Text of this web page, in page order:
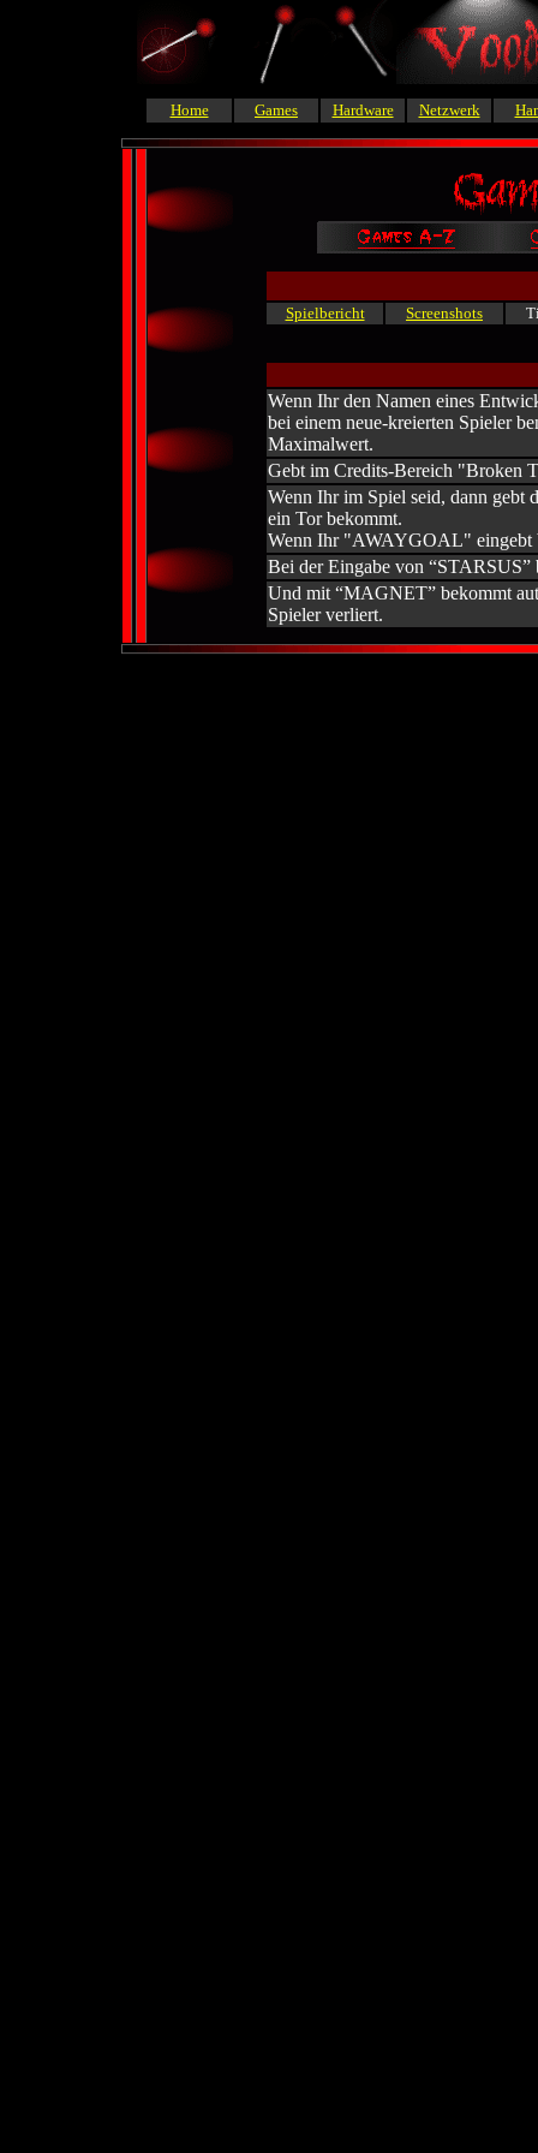
Home Games Hardware Netzwerk
Spielbericht Screenshots
Wenn Ihr den Namen eines
bei einem neue-kreierten Spieler
Maximalwert.
Gebt im Credits-Bereich "Broken
Wenn Ihr im Spiel seid, dann
ein Tor bekommt.
Wenn Ihr "AWAYGOAL" eingebt
Bei der Eingabe von “STARSUS”
Und mit “MAGNET” bekommt
Spieler verliert.